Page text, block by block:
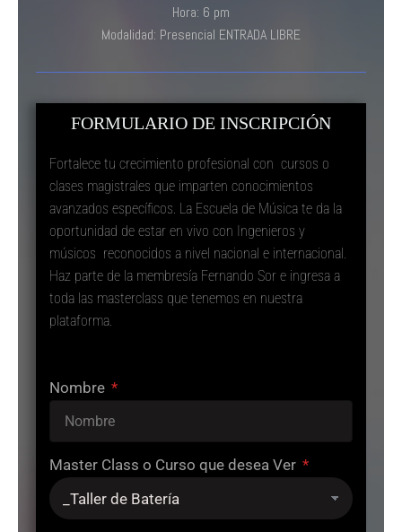
Hora: 6 pm
Modalidad: Presencial ENTRADA LIBRE
FORMULARIO DE INSCRIPCIÓN
Fortalece tu crecimiento profesional con cursos o
clases magistrales que imparten conocimientos
avanzados específicos. La Escuela de Música te da la
oportunidad de estar en vivo con Ingenieros y
músicos reconocidos a nivel nacional e internacional.
Haz parte de la membresía Fernando Sor e ingresa a
toda las masterclass que tenemos en nuestra
plataforma.
Nombre
Master Class o Curso que desea Ver